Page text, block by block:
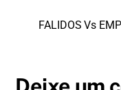
FALIDOS Vs